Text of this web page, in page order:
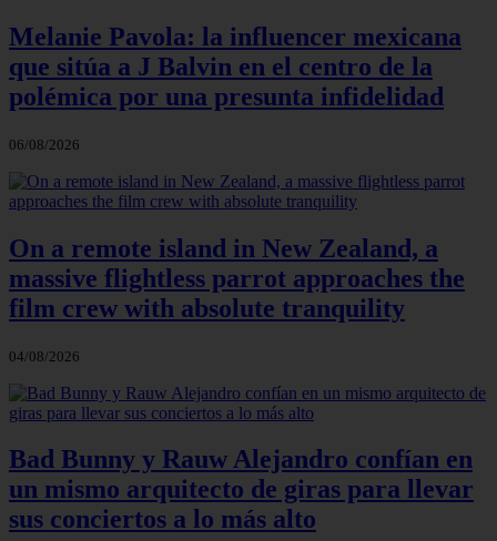
Melanie Pavola: la influencer mexicana
que sitúa a J Balvin en el centro de la
polémica por una presunta infidelidad
06/08/2026
On a remote island in New Zealand, a
massive flightless parrot approaches the
film crew with absolute tranquility
04/08/2026
Bad Bunny y Rauw Alejandro confían en
un mismo arquitecto de giras para llevar
sus conciertos a lo más alto